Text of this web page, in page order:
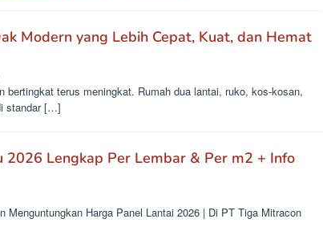
Modern yang Lebih Cepat, Kuat, dan Hemat
bertingkat terus meningkat. Rumah dua lantai, ruko, kos-kosan,
standar […]
2026 Lengkap Per Lembar & Per m2 + Info
Menguntungkan Harga Panel Lantai 2026 | Di PT Tiga Mitracon